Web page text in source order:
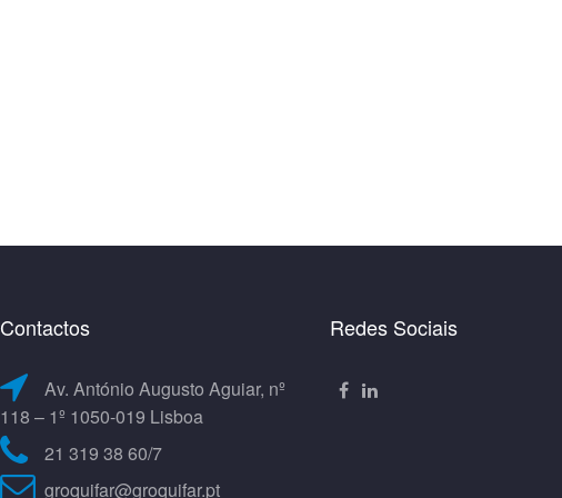
Contactos
Av. António Augusto Aguiar, nº
118 – 1º 1050-019 Lisboa
21 319 38 60/7
groquifar@groquifar.pt
Redes Sociais